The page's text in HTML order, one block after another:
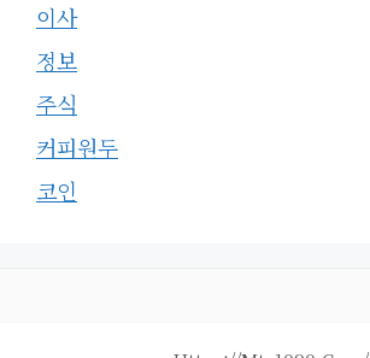
이사
정보
주식
커피원두
코인